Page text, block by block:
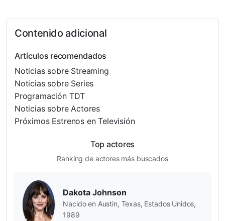
Contenido adicional
Artículos recomendados
Noticias sobre Streaming
Noticias sobre Series
Programación TDT
Noticias sobre Actores
Próximos Estrenos en Televisión
Top actores
Ranking de actores más buscados
Dakota Johnson
Nacido en Austin, Texas, Estados Unidos,
1989